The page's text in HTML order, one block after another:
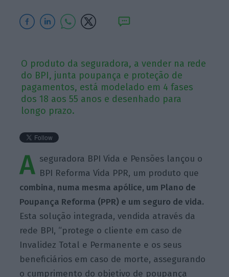
O produto da seguradora, a vender na rede
do BPI, junta poupança e proteção de
pagamentos, está modelado em 4 fases
dos 18 aos 55 anos e desenhado para
longo prazo.
A seguradora BPI Vida e Pensões lançou o
BPI Reforma Vida PPR, um produto que
combina, numa mesma apólice, um Plano de
Poupança Reforma (PPR) e um seguro de vida.
Esta solução integrada, vendida através da
rede BPI, “protege o cliente em caso de
Invalidez Total e Permanente e os seus
beneficiários em caso de morte, assegurando
o cumprimento do objetivo de poupança